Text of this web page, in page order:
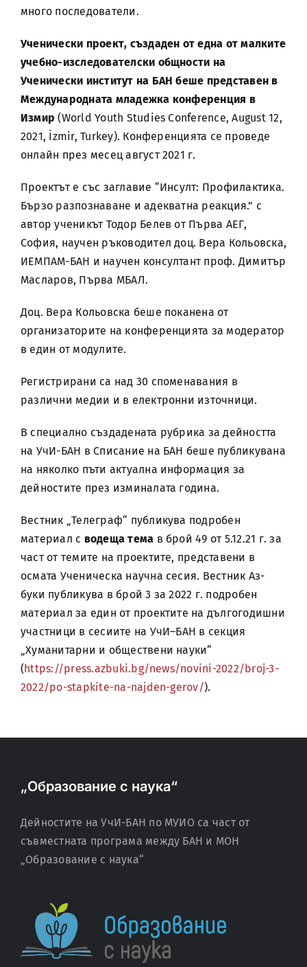
много последователи.
Ученически проект, създаден от една от малките
учебно-изследователски общности на
Ученически институт на БАН беше представен в
Международната младежка конференция в
Измир (World Youth Studies Conference, August 12,
2021, İzmir, Turkey). Конференцията се проведе
онлайн през месец август 2021 г.
Проектът е със заглавие “Инсулт: Профилактика.
Бързо разпознаване и адекватна реакция.” с
автор ученикът Тодор Белев от Първа АЕГ,
София, научен ръководител доц. Вера Кольовска,
ИЕМПАМ-БАН и научен консултант проф. Димитър
Масларов, Първа МБАЛ.
Доц. Вера Кольовска беше поканена от
организаторите на конференцията за модератор
в един от модулите.
Регистрирани са над 30 споменавания в
различни медии и в електронни източници.
В специално създадената рубрика за дейността
на УчИ-БАН в Списание на БАН беше публикувана
на няколко пъти актуална информация за
дейностите през изминалата година.
Вестник „Телеграф“ публикува подробен
материал с водеща тема в брой 49 от 5.12.21 г. за
част от темите на проектите, представени в
осмата Ученическа научна сесия. Вестник Аз-
буки публикува в брой 3 за 2022 г. подробен
материал за един от проектите на дългогодишни
участници в сесиите на УчИ–БАН в секция
„Хуманитарни и обществени науки“
(https://press.azbuki.bg/news/novini-2022/broj-3-
2022/po-stapkite-na-najden-gerov/).
„Образование с наука“
Дейностите на УчИ-БАН по МУИО са част от
съвместната програма между БАН и МОН
„Образование с наука“